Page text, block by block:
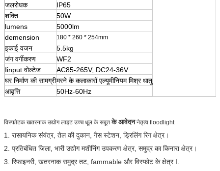
जलरोधक
IP65
शक्ति
50W
lumens
5000lm
demension
180 * 260 * 254mm
इकाई वजन
5.5kg
जंग वर्गीकरण
WF2
Iinput वोल्टेज
AC85-265V, DC24-36V
घर निर्माण की सामग्रीमरने के कलाकारों एल्यूमीनियम मिश्र धातु
आवृत्ति
50Hz-60Hz
विस्फोटक खतरनाक उद्योग लाइट उच्च धूल के सबूतके आवेदननेतृत्व floodlight
1. रासायनिक संयंत्र, तेल की दुकान, गैस स्टेशन, ड्रिलिंग रिग क्षेत्र।
2. प्रतिबंधित जिला, भारी उद्योग मशीनिंग उपकरण क्षेत्र, समुद्र का किनारा क्षेत्र।
3. रिफाइनरी, खतरनाक समुद्र तट, fammable और विस्फोट के क्षेत्र I.